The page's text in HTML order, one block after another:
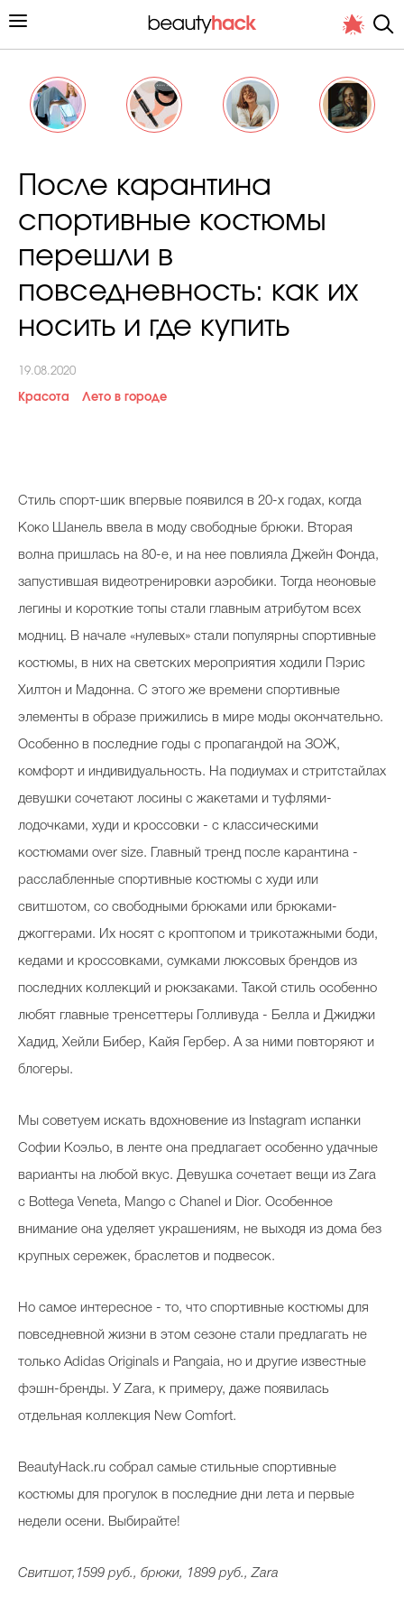
Худеем правильно
Бьютихакер / Мама-хакер
Выбор визажистов
Полиция красоты
Хит недели от визажиста
Celebrity дня
Фотоальбом
Тесты
После карантина
спортивные костюмы
перешли в
повседневность: как их
носить и где купить
19.08.2020
Красота Лето в городе
Стиль спорт-шик впервые появился в 20-х годах, когда
Коко Шанель ввела в моду свободные брюки. Вторая
волна пришлась на 80-е, и на нее повлияла Джейн Фонда,
запустившая видеотренировки аэробики. Тогда неоновые
легины и короткие топы стали главным атрибутом всех
модниц. В начале «нулевых» стали популярны спортивные
костюмы, в них на светских мероприятия ходили Пэрис
Хилтон и Мадонна. С этого же времени спортивные
элементы в образе прижились в мире моды окончательно.
Особенно в последние годы с пропагандой на ЗОЖ,
комфорт и индивидуальность. На подиумах и стритстайлах
девушки сочетают лосины с жакетами и туфлями-
лодочками, худи и кроссовки - с классическими
костюмами over size. Главный тренд после карантина -
расслабленные спортивные костюмы c худи или
свитшотом, со свободными брюками или брюками-
джоггерами. Их носят с кроптопом и трикотажными боди,
кедами и кроссовками, сумками люксовых брендов из
последних коллекций и рюкзаками. Такой стиль особенно
любят главные тренсеттеры Голливуда - Белла и Джиджи
Хадид, Хейли Бибер, Кайя Гербер. А за ними повторяют и
блогеры.
Мы советуем искать вдохновение из Instagram испанки
Софии Коэльо, в ленте она предлагает особенно удачные
варианты на любой вкус. Девушка сочетает вещи из Zara
с Bottega Veneta, Mango c Chanel и Dior. Особенное
внимание она уделяет украшениям, не выходя из дома без
крупных сережек, браслетов и подвесок.
Но самое интересное - то, что спортивные костюмы для
повседневной жизни в этом сезоне стали предлагать не
только Adidas Originals и Pangaia, но и другие известные
фэшн-бренды. У Zara, к примеру, даже появилась
отдельная коллекция New Comfort.
BeautyHack.ru собрал самые стильные спортивные
костюмы для прогулок в последние дни лета и первые
недели осени. Выбирайте!
Свитшот,1599 руб., брюки, 1899 руб., Zara